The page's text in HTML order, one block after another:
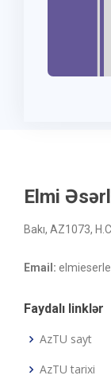
Elmi
Bakı, AZ1073,
Email:
Faydalı linklər
AzTU sayt
AzTU tarixi